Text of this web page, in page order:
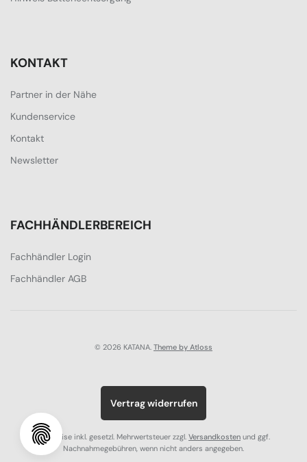
KONTAKT
Partner in der Nähe
Kundenservice
Kontakt
Newsletter
FACHHÄNDLERBEREICH
Fachhändler Login
Fachhändler AGB
© 2026 KATANA. Theme by Atloss
Vertrag widerrufen
Alle Preise inkl. gesetzl. Mehrwertsteuer zzgl. Versandkosten und ggf.
Nachnahmegebühren, wenn nicht anders angegeben.